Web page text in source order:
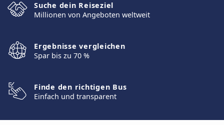
Suche dein Reiseziel
Millionen von Angeboten weltweit
Ergebnisse vergleichen
Spar bis zu 70 %
Finde den richtigen Bus
Einfach und transparent